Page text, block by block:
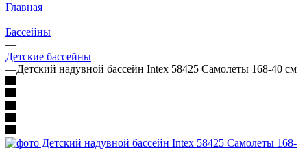
Главная
—
Бассейны
—
Детские бассейны
—Детский надувной бассейн Intex 58425 Самолеты 168-40 см